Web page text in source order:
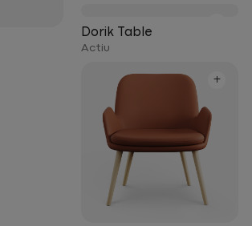
Dorik Table
Actiu
+